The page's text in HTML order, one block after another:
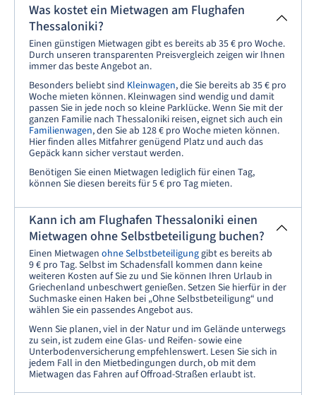
Was kostet ein Mietwagen am Flughafen
Thessaloniki?
Einen günstigen Mietwagen gibt es bereits ab 35 € pro Woche.
Durch unseren transparenten Preisvergleich zeigen wir Ihnen
immer das beste Angebot an.
Besonders beliebt sind Kleinwagen, die Sie bereits ab 35 € pro
Woche mieten können. Kleinwagen sind wendig und damit
passen Sie in jede noch so kleine Parklücke. Wenn Sie mit der
ganzen Familie nach Thessaloniki reisen, eignet sich auch ein
Familienwagen, den Sie ab 128 € pro Woche mieten können.
Hier finden alles Mitfahrer genügend Platz und auch das
Gepäck kann sicher verstaut werden.
Benötigen Sie einen Mietwagen lediglich für einen Tag,
können Sie diesen bereits für 5 € pro Tag mieten.
Kann ich am Flughafen Thessaloniki einen
Mietwagen ohne Selbstbeteiligung buchen?
Einen Mietwagen ohne Selbstbeteiligunggibt es bereits ab
9 € pro Tag. Selbst im Schadensfall kommen dann keine
weiteren Kosten auf Sie zu und Sie können Ihren Urlaub in
Griechenland unbeschwert genießen. Setzen Sie hierfür in der
Suchmaske einen Haken bei „Ohne Selbstbeteiligung“ und
wählen Sie ein passendes Angebot aus.
Wenn Sie planen, viel in der Natur und im Gelände unterwegs
zu sein, ist zudem eine Glas- und Reifen- sowie eine
Unterbodenversicherung empfehlenswert. Lesen Sie sich in
jedem Fall in den Mietbedingungen durch, ob mit dem
Mietwagen das Fahren auf Offroad-Straßen erlaubt ist.